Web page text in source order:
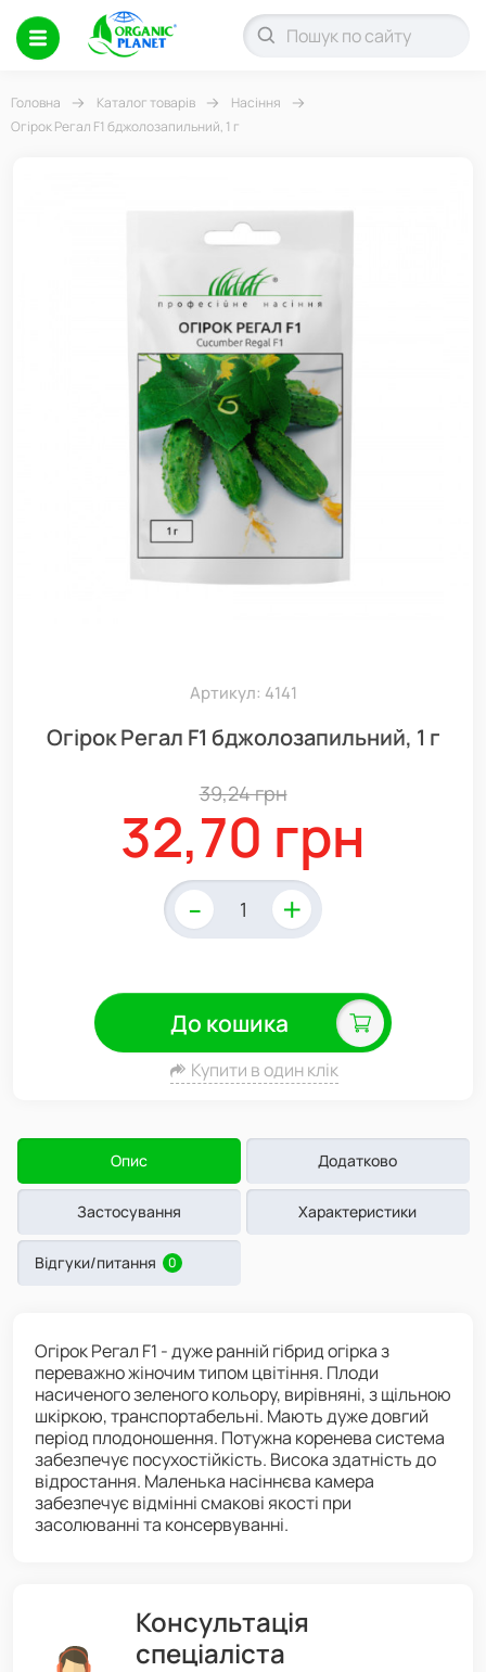
Головна Каталог товарів
Насіння
Огірок Регал F1 бджолозапильний, 1 г
Артикул: 4141
Огірок Регал F1 бджолозапильний, 1 г
39,24 грн
32,70 грн
- +
До кошика
Купити в один клік
Опис Додатково
Застосування Характеристики
Відгуки/питання 0
Огірок Регал F1 - дуже ранній гібрид огірка з
переважно жіночим типом цвітіння. Плоди
насиченого зеленого кольору, вирівняні, з щільною
шкіркою, транспортабельні. Мають дуже довгий
період плодоношення. Потужна коренева система
забезпечує посухостійкість. Висока здатність до
відростання. Маленька насіннєва камера
забезпечує відмінні смакові якості при
засолюванні та консервуванні.
Консультація
спеціаліста